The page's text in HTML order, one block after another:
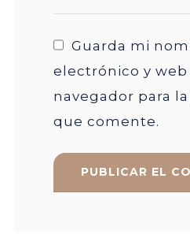
Guarda mi
electrónico y web
navegador para
que comente.